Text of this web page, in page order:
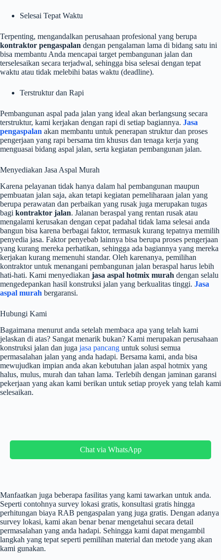
Selesai Tepat Waktu
Terpenting, mengandalkan perusahaan profesional yang berupa
kontraktor pengaspalan dengan pengalaman lama di bidang satu ini
bisa membantu Anda mencapai target pembangunan jalan dan
terselesaikan secara terjadwal, sehingga bisa selesai dengan tepat
waktu atau tidak melebihi batas waktu (deadline).
Terstruktur dan Rapi
Pembangunan aspal pada jalan yang ideal akan berlangsung secara
terstruktur, kami kerjakan dengan rapi di setiap bagiannya. Jasa
pengaspalan akan membantu untuk penerapan struktur dan proses
pengerjaan yang rapi bersama tim khusus dan tenaga kerja yang
menguasai bidang aspal jalan, serta kegiatan pembangunan jalan.
Menyediakan Jasa Aspal Murah
Karena pelayanan tidak hanya dalam hal pembangunan maupun
pembuatan jalan saja, akan tetapi kegiatan pemeliharaan jalan yang
berupa perawatan dan perbaikan yang rusak juga merupakan tugas
bagi kontraktor jalan. Jalanan beraspal yang rentan rusak atau
mengalami kerusakan dengan cepat padahal tidak lama selesai anda
bangun bisa karena berbagai faktor, termasuk kurang tepatnya memilih
penyedia jasa. Faktor penyebab lainnya bisa berupa proses pengerjaan
yang kurang mereka perhatikan, sehingga ada bagiannya yang mereka
kerjakan kurang memenuhi standar. Oleh karenanya, pemilihan
kontraktor untuk menangani pembangunan jalan beraspal harus lebih
hati-hati. Kami menyediakan jasa aspal hotmix murah dengan selalu
mengedepankan hasil konstruksi jalan yang berkualitas tinggi. Jasa
aspal murah bergaransi.
Hubungi Kami
Bagaimana menurut anda setelah membaca apa yang telah kami
jelaskan di atas? Sangat menarik bukan? Kami merupakan perusahaan
konstruksi jalan dan juga jasa pancang untuk solusi semua
permasalahan jalan yang anda hadapi. Bersama kami, anda bisa
mewujudkan impian anda akan kebutuhan jalan aspal hotmix yang
halus, mulus, murah dan tahan lama. Terlebih dengan jaminan garansi
pekerjaan yang akan kami berikan untuk setiap proyek yang telah kami
selesaikan.
Chat via WhatsApp
Manfaatkan juga beberapa fasilitas yang kami tawarkan untuk anda.
Seperti contohnya survey lokasi gratis, konsultasi gratis hingga
perhitungan biaya RAB pengaspalan yang juga gratis. Dengan adanya
survey lokasi, kami akan benar benar mengetahui secara detail
permasalahan yang anda hadapi. Sehingga kami dapat mengambil
langkah yang tepat seperti pemilihan material dan metode yang akan
kami gunakan.